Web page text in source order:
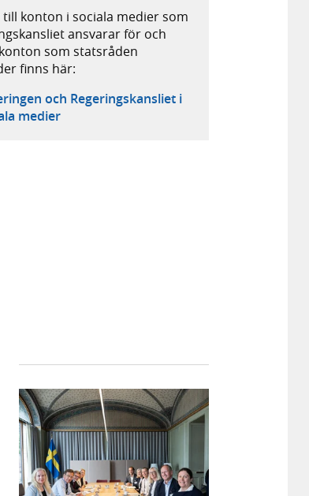
till konton i sociala medier som
ansvarar för och
som statsråden
finns här:
och Regeringskansliet i
medier